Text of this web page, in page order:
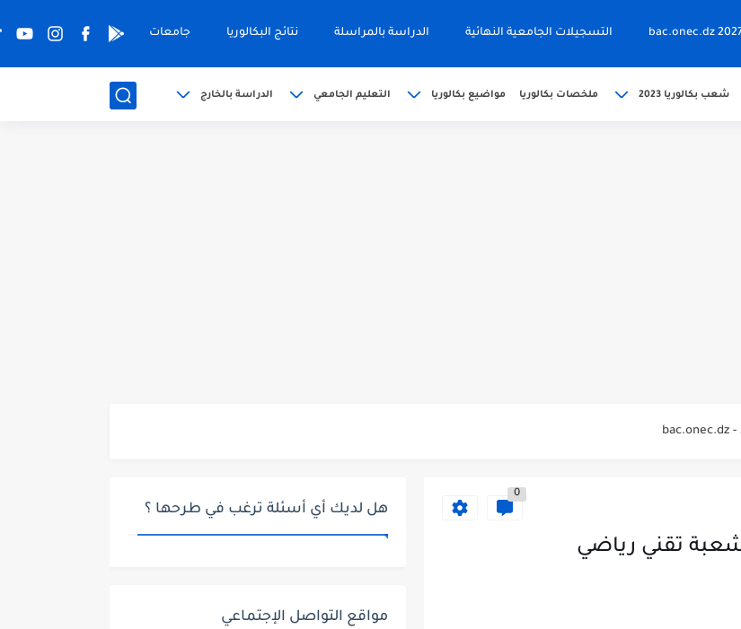
التسجيلات الجامعية النهائية الدراسة بالمراسلة نتائج البكالوريا جامعات
شعب بكالوريا 2023 ملخصات بكالوريا مواضيع بكالوريا التعليم الجامعي الدراسة بالخارج
0
هل لديك أي أسئلة ترغب في طرحها ؟
مواقع التواصل الإجتماعي